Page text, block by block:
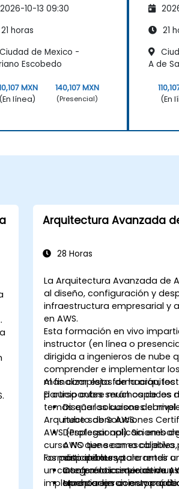
2026-10-13 09:30
21 horas
Ciudad de Mexico -
Escobedo
MXN
(En línea)
140,107 MXN
(Presencial)
21
A de
(En
Arquitectura Avanzada
28 Horas
La Arquitectura Avanzada de
al diseño, configuración y
infraestructura empresarial y
en AWS.
Esta formación en vivo
instructor (en línea o
dirigida a ingenieros de nube
comprender e implementar
más complejos de la
El curso cubre muchos de los
temas que los cursos del nivel
Arquitecto de Soluciones
AWS (Professional). Sin
curso NO tiene como objetivo
los participantes para rendir
un curso práctico que
implementar en un entorno
Al finalizar esta formación, los
participantes serán capaces
Diseñar soluciones
nube sobre AWS.
Desplegar aplicaciones
AWS que sean
disponibles y tolerantes a
Integrar los servicios de
apropiados con una
Formato del curso
Conferencia interactiva y
Muchos ejercicios y